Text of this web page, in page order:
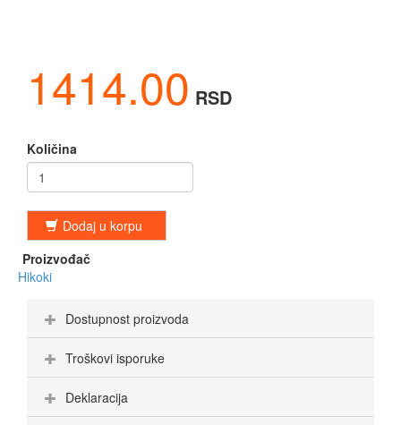
1414.00 RSD
Količina
Dodaj u korpu
Proizvođač
Hikoki
Dostupnost proizvoda
Troškovi isporuke
Deklaracija